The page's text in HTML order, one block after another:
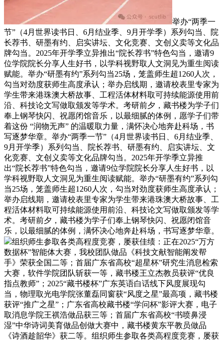
举办“两季一
节”（4月世界读书日、6月结业季、9月开学季）系列勾当、院
长荐书、研墨有约、启实讲坛、文化竞赛、文创义卖等文化品
牌勾当。2025年开学季立异推出“院长荐书”特色勾当，邀请9
位学院院长分享人生好书，以学科视野取人文洞见为重生阅读
赋能。举办“研墨有约”系列勾当25场，笼盖师生超1260人次，
勾当对劲度获师生高度承认；举办启线期，邀请校表里专家为
学生带来港珠澳大桥故事、工程活体材料取可持续能源使用前
沿、科技论文写做取颁发等学术。考研前夕，藏书楼为学子们
奉上钢琴快闪、祝愿闭馆音乐，以最细腻的体例，愿学子们带
着这份 “润物无声” 的温暖取力量，满怀决心地奔赴科场，书
写逐梦华章。举办“两季一节”（4月世界读书日、6月结业季、
9月开学季）系列勾当、院长荐书、研墨有约、启实讲坛、文
化竞赛、文创义卖等文化品牌勾当。2025年开学季立异推
出“院长荐书”特色勾当，邀请9位学院院长分享人生好书，以
学科视野取人文洞见为重生阅读赋能。举办“研墨有约”系列勾
当25场，笼盖师生超1260人次，勾当对劲度获师生高度承认；
举办启线期，邀请校表里专家为学生带来港珠澳大桥故事、工
程活体材料取可持续能源使用前沿、科技论文写做取颁发等学
术。考研前夕，藏书楼为学子们奉上钢琴快闪、祝愿闭馆音
乐，以最细腻的体例，满怀决心地奔赴科场，书写逐梦华章。
组织师生参取各类高程度竞赛，屡获佳绩：正在2025“万方
数据杯”智能体大赛，我校团队做品《科技文献智能阐发帮
手》荣获全国二等；首届广东省高校“超星杯”研究生消息检索
大赛，软件学院团队斩获一等，藏书楼王立杰教员获评“优良
指点教师”；2025“藏书楼杯”广东英语白话线下风度展现勾
当，物理取光电学院张董磊同窗获“风度之星”最高项，藏书楼
获评“推广之星”；广东省高校藏书楼“学问杯”影评大赛，电子
取消息学院王祺浩做品获三等；首届广东省高校“书喷鼻浸
湿”中华诗词美育做品创做大赛中，藏书楼黄东平教员做品
《诗酒趁韶华》获二等。组织师生参取各类高程度竞赛，屡获